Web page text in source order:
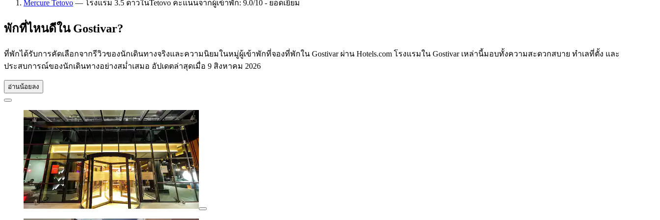
Mercure Tetovo — โรงแรม 3.5 ดาวในTetovo คะแนนจากผู้เข้าพัก: 9.0/10 - ยอดเยี่ยม
พักที่ไหนดีใน Gostivar?
ที่พักได้รับการคัดเลือกจากรีวิวของนักเดินทางจริงและความนิยมในหมู่ผู้เข้าพักที่จองที่พักใน Gostivar ผ่าน Hotels.com โรงแรมใน Gostivar เหล่านี้มอบทั้งความสะดวกสบาย ทำเลที่ตั้ง และ
ประสบการณ์ของนักเดินทางอย่างสม่ำเสมอ อัปเดตล่าสุดเมื่อ 9 สิงหาคม 2026
อ่านน้อยลง